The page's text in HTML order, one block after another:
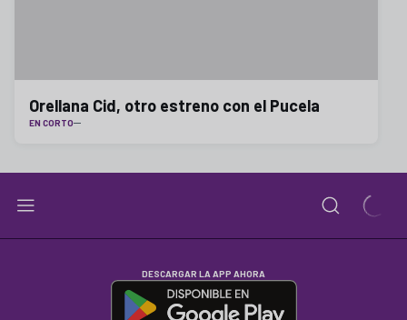
Orellana Cid, otro estreno con el Pucela
EN CORTO
DESCARGAR LA APP AHORA